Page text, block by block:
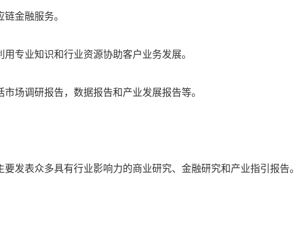
金融服务。
专业知识和行业资源协助客户业务发展。
场调研报告，数据报告和产业发展报告等。
发表众多具有行业影响力的商业研究、金融研究和产业指引报告。